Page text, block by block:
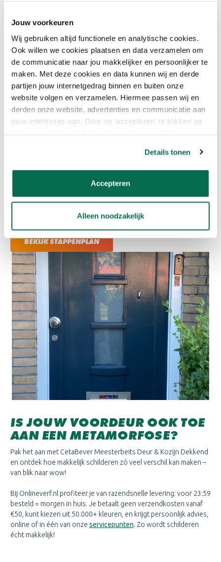
Jouw voorkeuren
Wij gebruiken altijd functionele en analytische cookies.
Ook willen we cookies plaatsen en data verzamelen om
de communicatie naar jou makkelijker en persoonlijker te
maken. Met deze cookies en data kunnen wij en derde
partijen jouw internetgedrag binnen en buiten onze
website volgen en verzamelen. Hiermee passen wij en
derden onze website, advertenties en communicatie aan
jouw interesses aan. Door op 'accepteren' te klikken ga
Details tonen
Accepteren
Alleen noodzakelijk
CetaBever Meesterbeits Deur & Kozijn Dekkend
SCHILDERTIPS VOOR JE
VOORDEUR
Wil jij ook aan de slag met zo’n strakke voordeur? Check dan even
deze snelle schildertips:
Schuren is key! Zorg dat alle losse verf goed verwijderd is.
Werk met een lakroller voor de grote vlakken en een kwast
Het resultaat? Zie de foto maar. Jeroen’s voordeur kan er weer
BEKIJK STAPPENPLAN
IS JOUW VOORDEUR OOK TOE
AAN EEN METAMORFOSE?
Pak het aan met CetaBever Meesterbeits Deur & Kozijn Dekkend
en ontdek hoe makkelijk schilderen zó veel verschil kan maken –
van blik naar wow!
Bij Onlineverf.nl profiteer je van razendsnelle levering: voor 23:59
besteld = morgen in huis. Je betaalt geen verzendkosten vanaf
€50, kunt kiezen uit 50.000+ kleuren, en krijgt persoonlijk advies,
online of in één van onze servicepunten. Zo wordt schilderen
écht makkelijk!